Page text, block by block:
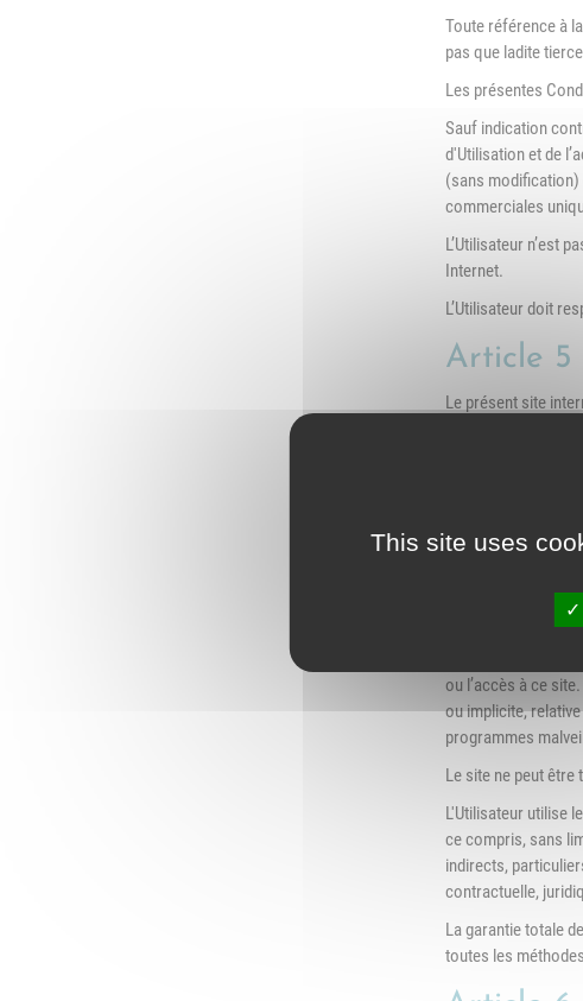
Toute référence à
pas que ladite
Les présentes
Sauf indication
d'Utilisation et de
(sans modification)
commerciales
L’Utilisateur n’est
Internet.
L’Utilisateur doit
Article 5
Le présent site
Bien que les
Les informations
En dépit des
et juridiques
Le site décline
ou l’accès à ce
ou implicite,
programmes
Le site ne peut
L'Utilisateur utilise
ce compris, sans
indirects,
contractuelle,
La garantie totale
toutes les
This site uses